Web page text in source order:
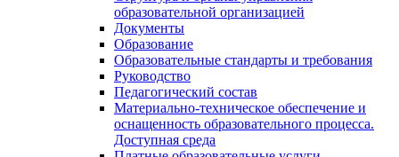
образовательной организацией
Документы
Образование
Образовательные стандарты и требования
Руководство
Педагогический состав
Материально-техническое обеспечение и
оснащенность образовательного процесса.
Доступная среда